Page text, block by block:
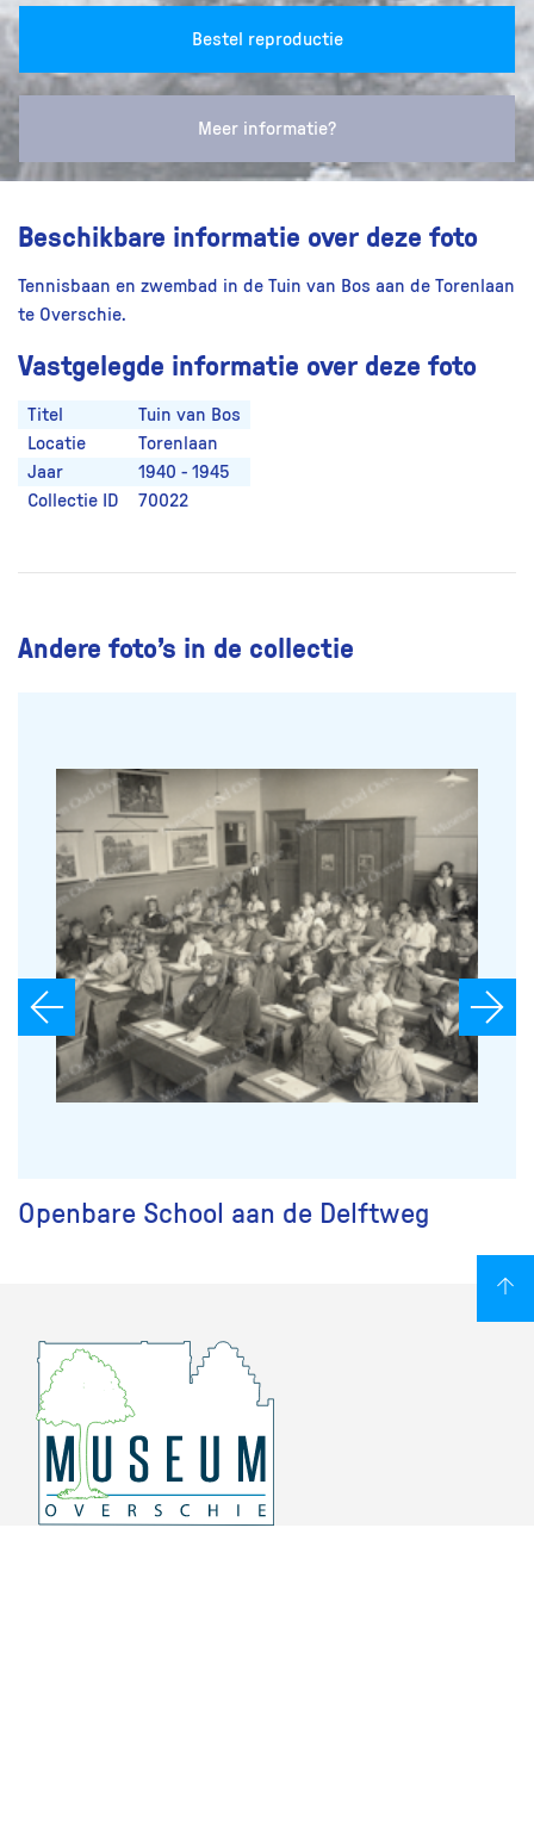
Bestel reproductie
Meer informatie?
Beschikbare informatie over deze foto
Tennisbaan en zwembad in de Tuin van Bos aan de Torenlaan
te Overschie.
Vastgelegde informatie over deze foto
Titel
Tuin van Bos
Locatie
Torenlaan
Jaar
1940 - 1945
Collectie ID
70022
Andere foto’s in de collectie
Openbare School aan de Delftweg